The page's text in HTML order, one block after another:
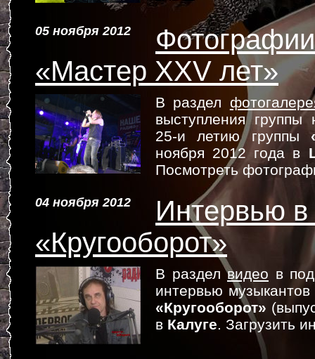
05 ноября 2012
«Мастер XXV лет»
В раздел
выступления группы
25-и летию группы
ноября 2012 года в
Посмотреть
04 ноября 2012
Интервью
«Кругооборот»
В разделвидео в
интервью
«Кругооборот»
в Калуге. Загрузить